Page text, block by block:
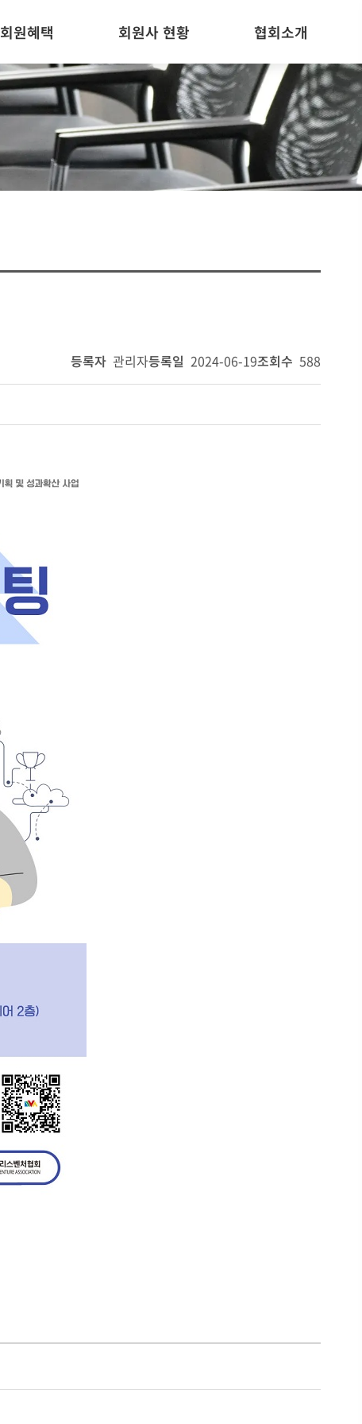
회원혜택 회원사 현황 협회소개
등록자 관리자등록일 2024-06-19조회수 588